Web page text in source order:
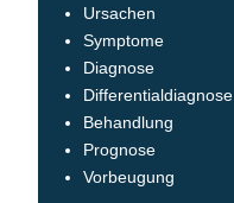
Ursachen
Symptome
Diagnose
Differentialdiagnose
Behandlung
Prognose
Vorbeugung